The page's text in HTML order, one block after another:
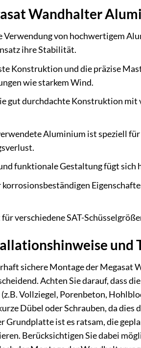
Wandhalter
Verwendung von hochwertigem
ihre Stabilität.
Konstruktion und die präzise
wie starkem Wind.
gut durchdachte Konstruktion
Aluminium ist speziell
funktionale Gestaltung fügt sich
korrosionsbeständigen
verschiedene SAT-
und
sichere Montage der
Achten Sie darauf, dass
Vollziegel, Porenbeton,
Dübel oder Schrauben, da
Grundplatte ist es ratsam, die
Berücksichtigen Sie dabei